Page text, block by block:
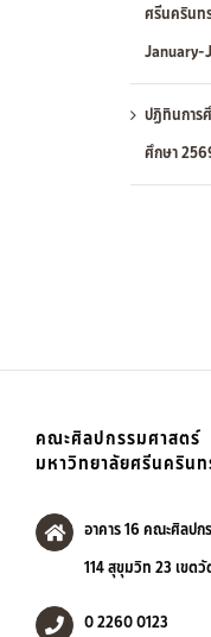
ศรีนครินท
January-
ปฏิทินการ
ศึกษา
คณะศิลปกรรมศาสตร์
มหาวิทยาลัยศรีนคริน
อาคาร 16 คณะศิลปก
114 สุขุมวิท 23 เขต
0 2260 0123